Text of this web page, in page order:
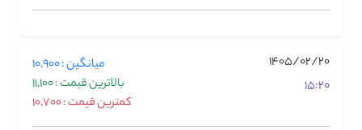
1405/02/20
15:20
میانگین : 10,900
بالاترین قیمت : 11,100
کمترین قیمت : 10,700